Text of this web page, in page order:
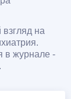
на
в журнале -